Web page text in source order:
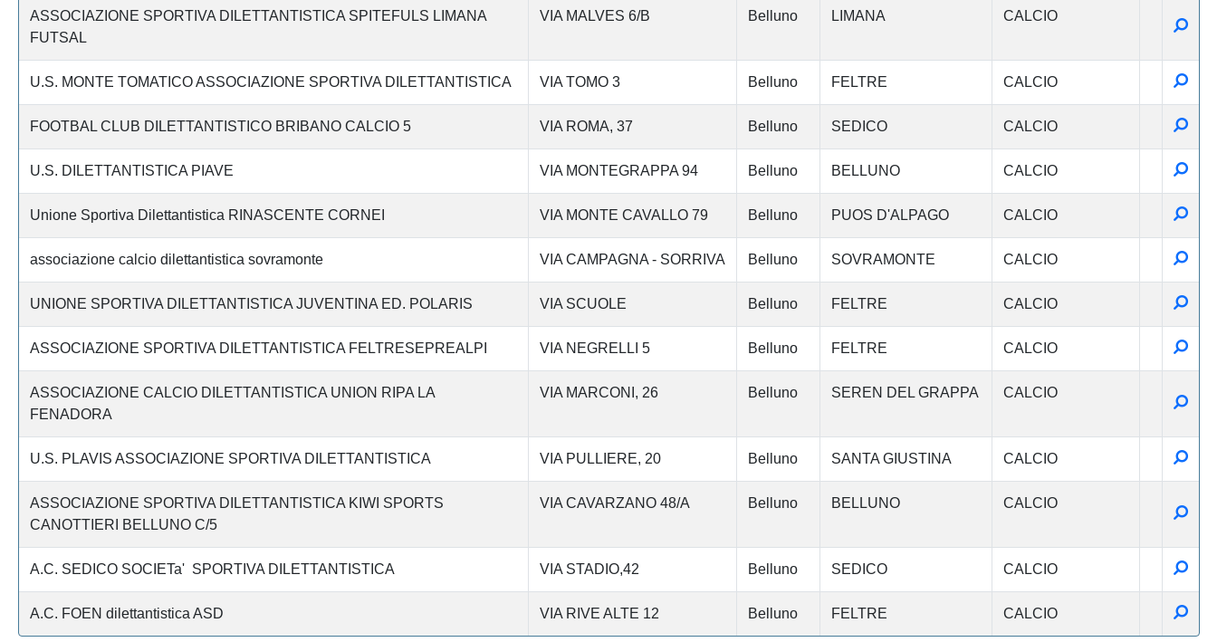
ASSOCIAZIONE SPORTIVA DILETTANTISTICA SPITEFULS LIMANA
FUTSAL
VIA MALVES 6/B Belluno LIMANA CALCIO
U.S. MONTE TOMATICO ASSOCIAZIONE SPORTIVA DILETTANTISTICA VIA TOMO 3 Belluno FELTRE CALCIO
FOOTBAL CLUB DILETTANTISTICO BRIBANO CALCIO 5 VIA ROMA, 37 Belluno SEDICO CALCIO
U.S. DILETTANTISTICA PIAVE VIA MONTEGRAPPA 94 Belluno BELLUNO CALCIO
Unione Sportiva Dilettantistica RINASCENTE CORNEI VIA MONTE CAVALLO 79 Belluno PUOS D'ALPAGO CALCIO
associazione calcio dilettantistica sovramonte VIA CAMPAGNA - SORRIVA Belluno SOVRAMONTE CALCIO
UNIONE SPORTIVA DILETTANTISTICA JUVENTINA ED. POLARIS VIA SCUOLE Belluno FELTRE CALCIO
ASSOCIAZIONE SPORTIVA DILETTANTISTICA FELTRESEPREALPI VIA NEGRELLI 5 Belluno FELTRE CALCIO
ASSOCIAZIONE CALCIO DILETTANTISTICA UNION RIPA LA
FENADORA
VIA MARCONI, 26 Belluno SEREN DEL GRAPPA CALCIO
U.S. PLAVIS ASSOCIAZIONE SPORTIVA DILETTANTISTICA VIA PULLIERE, 20 Belluno SANTA GIUSTINA CALCIO
ASSOCIAZIONE SPORTIVA DILETTANTISTICA KIWI SPORTS
CANOTTIERI BELLUNO C/5
VIA CAVARZANO 48/A Belluno BELLUNO CALCIO
A.C. SEDICO SOCIETa' SPORTIVA DILETTANTISTICA VIA STADIO,42 Belluno SEDICO CALCIO
A.C. FOEN dilettantistica ASD VIA RIVE ALTE 12 Belluno FELTRE CALCIO